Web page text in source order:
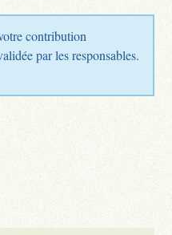
contribution
par les responsables.